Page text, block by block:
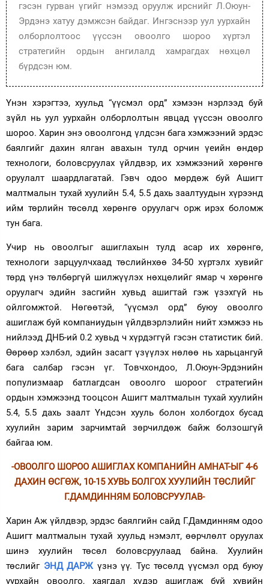
гэсэн гурван үгийг нэмээд оруулж ирснийг Л.Оюун-
Эрдэнэ хатуу дэмжсэн байдаг. Ингэснээр уул уурхайн
олборлолтоос үүссэн овоолго шороо хүртэл
стратегийн ордын ангилалд хамрагдах нөхцөл
бүрдсэн юм.
Үнэн хэрэгтээ, хуульд “үүсмэл орд” хэмээн нэрлээд буй
зүйл нь уул уурхайн олборлолтын явцад үүссэн овоолго
шороо. Харин энэ овоолгонд үлдсэн бага хэмжээний эрдэс
баялгийг дахин ялган авахын тулд орчин үеийн өндөр
технологи, боловсруулах үйлдвэр, их хэмжээний хөрөнгө
оруулалт шаардлагатай. Гэвч одоо мөрдөж буй Ашигт
малтмалын тухай хуулийн 5.4, 5.5 дахь заалтуудын хүрээнд
ийм төрлийн төсөлд хөрөнгө оруулагч орж ирэх боломж
тун бага.
Учир нь овоолгыг ашиглахын тулд асар их хөрөнгө,
технологи зарцуулчхаад төслийнхөө 34-50 хүртэлх хувийг
төрд үнэ төлбөргүй шилжүүлэх нөхцөлийг ямар ч хөрөнгө
оруулагч эдийн засгийн хувьд ашигтай гэж үзэхгүй нь
ойлгомжтой. Нөгөөтэй, “үүсмэл орд” буюу овоолго
ашиглаж буй компаниудын үйлдвэрлэлийн нийт хэмжээ нь
нийлээд ДНБ-ий 0.2 хувьд ч хүрдэггүй гэсэн статистик бий.
Өөрөөр хэлбэл, эдийн засагт үзүүлэх нөлөө нь харьцангуй
бага салбар гэсэн үг. Товчхондоо, Л.Оюун-Эрдэнийн
популизмаар батлагдсан овоолго шороог стратегийн
ордын хэмжээнд тооцсон Ашигт малтмалын тухай хуулийн
5.4, 5.5 дахь заалт Үндсэн хууль болон холбогдох бусад
хуулийн зарим зарчимтай зөрчилдөж байж болзошгүй
байгаа юм.
-ОВООЛГО ШОРОО АШИГЛАХ КОМПАНИЙН АМНАТ-ЫГ 4-6
ДАХИН ӨСГӨЖ, 10-15 ХУВЬ БОЛГОХ ХУУЛИЙН ТӨСЛИЙГ
Г.ДАМДИННЯМ БОЛОВСРУУЛАВ-
Харин Аж үйлдвэр, эрдэс баялгийн сайд Г.Дамдинням одоо
Ашигт малтмалын тухай хуульд нэмэлт, өөрчлөлт оруулах
шинэ хуулийн төсөл боловсруулаад байна. Хуулийн
төслийг ЭНД ДАРЖүзнэ үү. Тус төсөлд үүсмэл орд буюу
уурхайн овоолго, хаягдал хүдэр ашиглаж буй хувийн